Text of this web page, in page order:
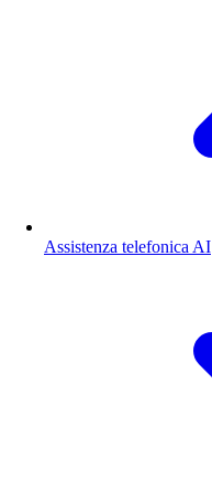
Assistenza telefonica AI